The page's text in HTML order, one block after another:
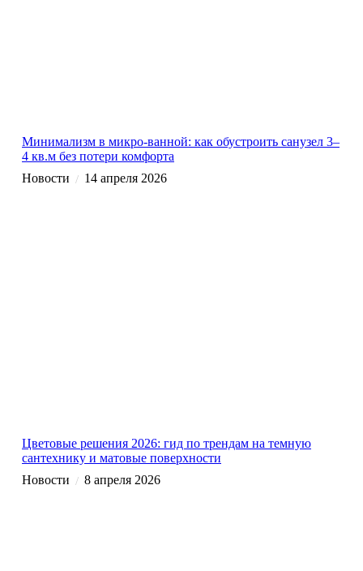
Минимализм в микро-ванной: как обустроить санузел 3–
4 кв.м без потери комфорта
Новости / 14 апреля 2026
Цветовые решения 2026: гид по трендам на темную
сантехнику и матовые поверхности
Новости / 8 апреля 2026